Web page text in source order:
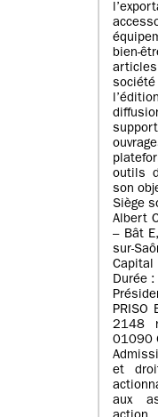
bien-
articles
outils
son
Siège
Albert
– Bât
sur-
Capital
Durée
PRISO
2148
01090
et
aux